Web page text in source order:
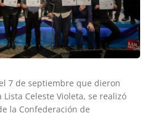
7 de septiembre que dieron
Celeste Violeta, se realizó
la Confederación de